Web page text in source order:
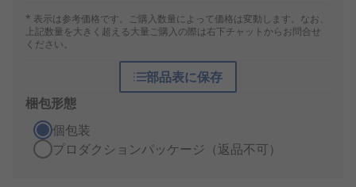
* 表示は参考価格です。ご購入数量によって価格は変動します。なお、
上記数量を大きく超える大量ご購入の際は右下チャットからお問合せ
ください。
部品表に保存
梱包形態
個包装
プロダクションパッケージ（返品不可）